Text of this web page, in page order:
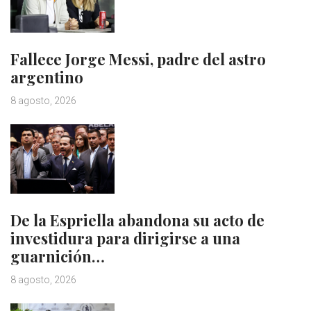
Fallece Jorge Messi, padre del astro
argentino
8 agosto, 2026
De la Espriella abandona su acto de
investidura para dirigirse a una
guarnición…
8 agosto, 2026